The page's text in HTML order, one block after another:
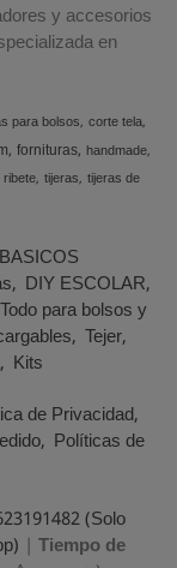
y accesorios
en
para bolsos corte tela
fornituras handmade
ribete tijeras tijeras de
BASICOS
DIY ESCOLAR
Todo para bolsos y
Tejer
Kits
de Privacidad
Políticas de
(Solo
| Tiempo de